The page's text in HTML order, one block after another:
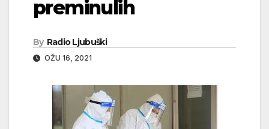
preminulih
By Radio Ljubuški
OŽU 16, 2021